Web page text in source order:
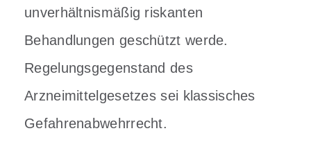
unverhältnismäßig riskanten
Behandlungen geschützt werde.
Regelungsgegenstand des
Arzneimittelgesetzes sei klassisches
Gefahrenabwehrrecht.